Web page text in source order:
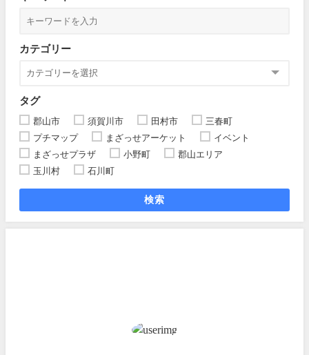
カテゴリー
タグ
郡山市 須賀川市 田村市
三春町
プチマップ
まざっせアーケット
イベント
まざっせプラザ
小野町
郡山エリア
玉川村
石川町
検索